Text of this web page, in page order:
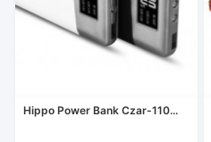
Hippo Power Bank Czar-110...